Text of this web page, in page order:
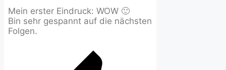
Mein erster Eindruck: WOW 🙂
Bin sehr gespannt auf die nächsten
Folgen.